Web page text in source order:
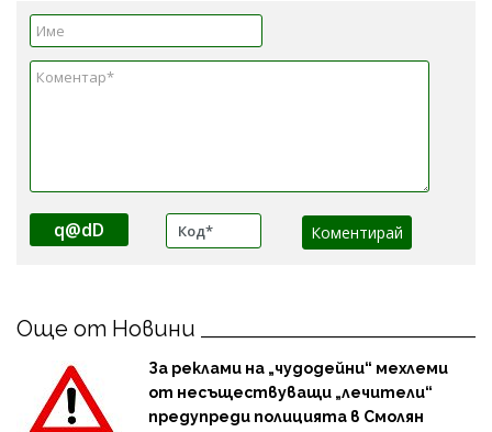
q@dD
Още от Новини
За реклами на „чудодейни“ мехлеми
от несъществуващи „лечители“
предупреди полицията в Смолян